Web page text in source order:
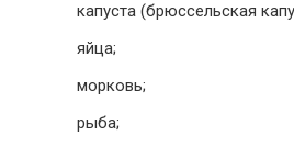
капуста (брюссельская
яйца;
морковь;
рыба;